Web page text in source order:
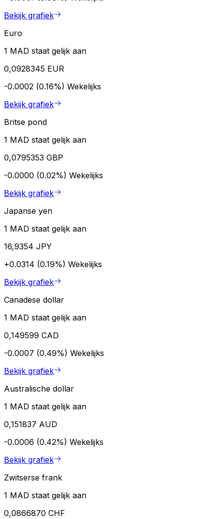
Bekijk grafiek
Euro
1 MAD staat gelijk aan
0,0928345 EUR
-0.0002 (0.16%) Wekelijks
Bekijk grafiek
Britse pond
1 MAD staat gelijk aan
0,0795353 GBP
-0.0000 (0.02%) Wekelijks
Bekijk grafiek
Japanse yen
1 MAD staat gelijk aan
16,9354 JPY
+0.0314 (0.19%) Wekelijks
Bekijk grafiek
Canadese dollar
1 MAD staat gelijk aan
0,149599 CAD
-0.0007 (0.49%) Wekelijks
Bekijk grafiek
Australische dollar
1 MAD staat gelijk aan
0,151837 AUD
-0.0006 (0.42%) Wekelijks
Bekijk grafiek
Zwitserse frank
1 MAD staat gelijk aan
0,0866870 CHF